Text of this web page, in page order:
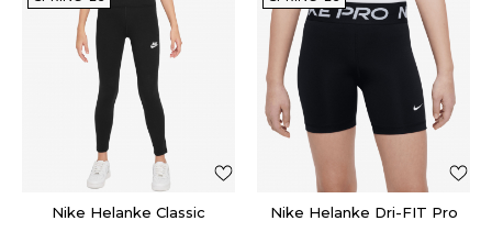
Nike Helanke Classic Nike Helanke Dri-FIT Pro